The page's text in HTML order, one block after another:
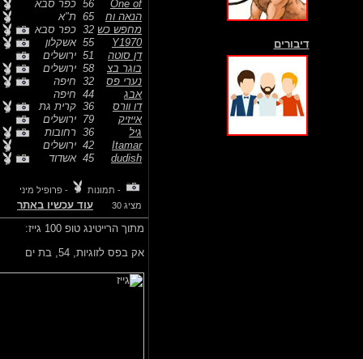
דיבורים
One of
56
כפר סבא
הנאה וח
65
ת"א
מחפש כש32
כפר סבא
Y1970
55
אשקלון
דן סוטה
51
ירושלים
בוגר בצ
58
ירושלים
נערי פס
32
חיפה
אבג
חיפה
דו וורס
36
קרית גת
אייזיק
ירושלים
רחובות
Itamar
42
ירושלים
dudish
45 אשדוד
- תמונות
- פרופיל מיני
מציג 30
עוד עכשיו באתר
מתוך הרייטינג טופ 100 גייז:
אק בפס לזוגיות,54, בת ים